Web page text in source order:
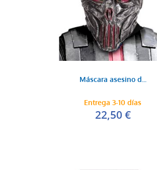
Máscara asesino d...
Entrega 3-10 días
22,50 €